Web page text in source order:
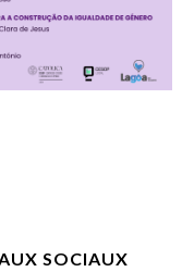
SOCIAUX